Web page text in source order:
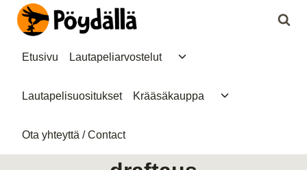
Siirry
sisältöön
Etusivu Lautapeliarvostelut
Lautapelisuositukset Krääsäkauppa
Ota yhteyttä / Contact